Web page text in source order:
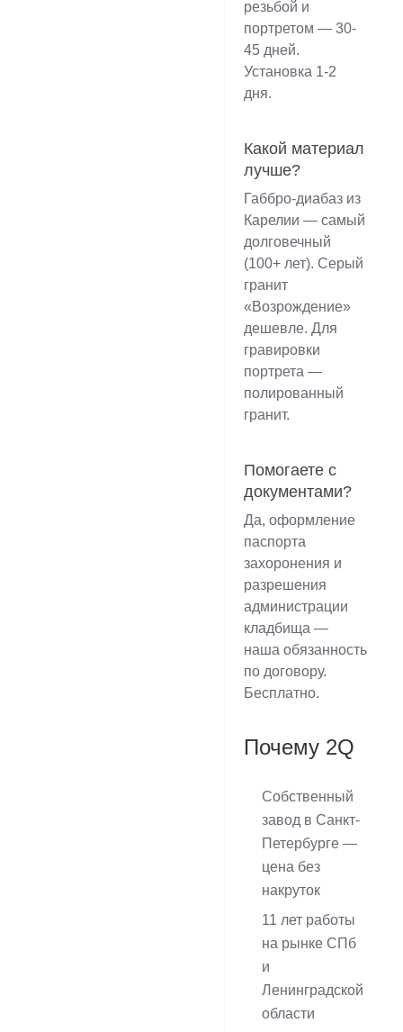
резьбой и
портретом — 30-
45 дней.
Установка 1-2
дня.
Какой материал
лучше?
Габбро-диабаз из
Карелии — самый
долговечный
(100+ лет). Серый
гранит
«Возрождение»
дешевле. Для
гравировки
портрета —
полированный
гранит.
Помогаете с
документами?
Да, оформление
паспорта
захоронения и
разрешения
администрации
кладбища —
наша обязанность
по договору.
Бесплатно.
Почему 2Q
Собственный
завод в Санкт-
Петербурге —
цена без
накруток
11 лет работы
на рынке СПб
и
Ленинградской
области